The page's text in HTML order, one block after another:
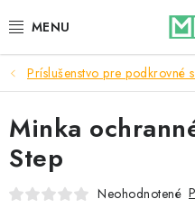
na
STREŠNÉ OKNÁ
PODKROVNÉ SCHODY
DOM A ZÁHRADA
Príslušenstvo pre podkrovné
Minka
Step
Neohodnotené